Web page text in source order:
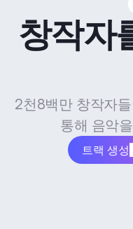
창작자
2천8백만 창작자
통해 음악
트랙 생성